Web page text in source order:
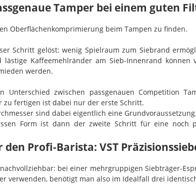
Tamper bei einem guten
Oberflächenkomprimierung beim Tampen zu finden.
Schritt gelöst: wenig Spielraum zum Siebrand
Kaffeemehlränder am Sieb-Innenrand können
werden.
zwischen passgenauen Competition
zu fertigen ist dabei nur der erste Schritt.
sind dabei eigentlich eine Grundvoraussetzung.
Form ist dann der zweite Schritt für eine noch
Profi-Barista: VST
bei einer mehrgruppigen Siebträger-
verwenden, benötigt man also im Idealfall drei